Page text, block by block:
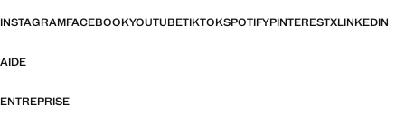
INSTAGRAMFACEBOOKYOUTUBETIKTOKSPOTIFYPINTERESTXLINKEDIN
AIDE
ENTREPRISE